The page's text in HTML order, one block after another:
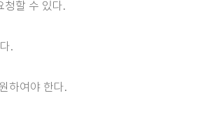
청할 수 있다.
.
하여야 한다.